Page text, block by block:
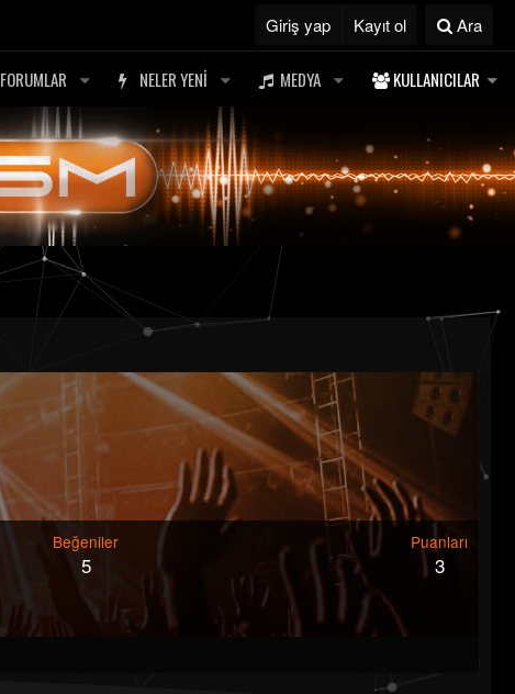
Giriş yap Kayıt ol Ara
FORUMLAR NELER YENI MEDYA KULLANICILAR
Beğeniler
5
Puanları
3